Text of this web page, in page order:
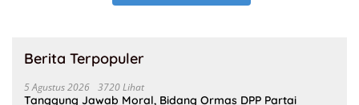
Berita Terpopuler
5 Agustus 2026 3720 Lihat
Tanggung Jawab Moral, Bidang Ormas DPP Partai